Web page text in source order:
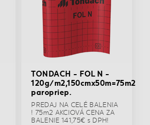
TONDACH - FOL N -
120g/m2,150cmx50m=75m2
paropriep.
PREDAJ NA CELÉ BALENIA
! 75m2 AKCIOVÁ CENA ZA
BALENIE 141,75€ s DPH!